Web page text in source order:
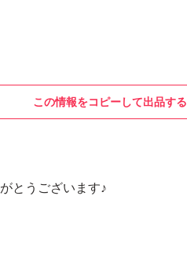
この情報をコピーして出品する
とうございます♪